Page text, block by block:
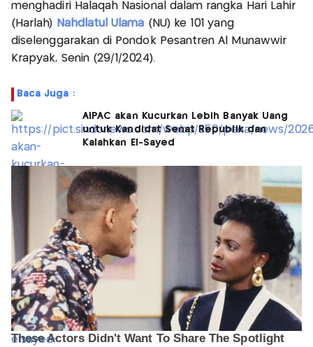
menghadiri Halaqah Nasional dalam rangka Hari Lahir
(Harlah)
Nahdlatul Ulama (NU) ke 101 yang
diselenggarakan di Pondok Pesantren Al Munawwir
Krapyak, Senin (29/1/2024).
Baca Juga :
AIPAC akan Kucurkan Lebih Banyak Uang
untuk Kandidat Senat Republik dan
Kalahkan El-Sayed